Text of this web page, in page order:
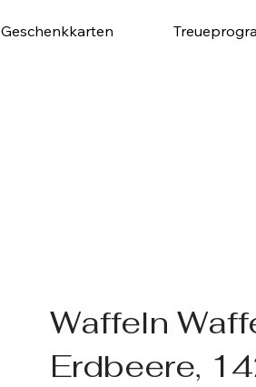
Geschenkkarten
Waffeln
Erdbeere,